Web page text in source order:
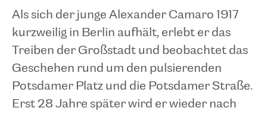
Als sich der junge Alexander Camaro 1917
kurzweilig in Berlin aufhält, erlebt er das
Treiben der Großstadt und beobachtet das
Geschehen rund um den pulsierenden
Potsdamer Platz und die Potsdamer Straße.
Erst 28 Jahre später wird er wieder nach